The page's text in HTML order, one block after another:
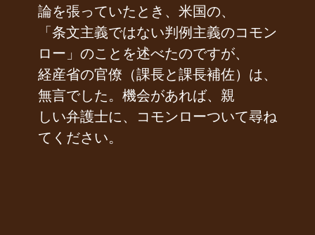
論を張っていたとき、米国の、
「条文主義ではない判例主義のコモン
ロー」のことを述べたのですが、
経産省の官僚（課長と課長補佐）は、
無言でした。機会があれば、親
しい弁護士に、コモンローついて尋ね
てください。